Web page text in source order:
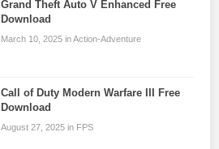
Grand Theft Auto V Enhanced Free
Download
March 10, 2025 in Action-Adventure
Call of Duty Modern Warfare III Free
Download
August 27, 2025 in FPS